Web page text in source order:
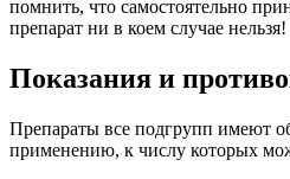
помнить, что самостоятельно
препарат ни в коем случае нельзя!
Показания и
Препараты все подгрупп имеют
применению, к числу которых